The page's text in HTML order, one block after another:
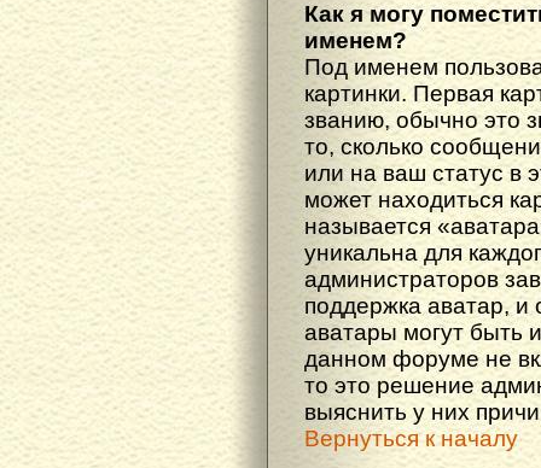
Как я могу
именем?
Под именем
картинки. Первая
званию, обычно это
то, сколько
или на ваш статус в
может находиться
называется
уникальна для
администраторов
поддержка аватар, и
аватары могут быть
данном форуме не
то это решение
выяснить у них
Вернуться к началу